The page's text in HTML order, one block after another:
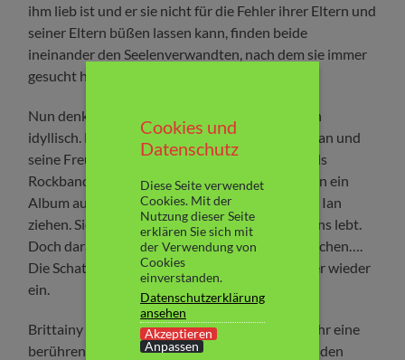
ihm lieb ist und er sie nicht für die Fehler ihrer Eltern und
seiner Eltern büßen lassen kann, finden beide
ineinander den Seelenverwandten, nach dem sie immer
gesucht haben.
Nun denkt man, jetzt ist alles gut und das Leben
idyllisch. Doch so leicht ist es dann doch nicht. Ian und
seine Freunde werden entdeckt und kommen als
Rockband große aus. Sie gehen auf Tour, nehmen ein
Album auf. Weit weg von der Ranch. Hazel lässt Ian
ziehen. Sie weiß, dass er den Traum seines Lebens lebt.
Doch daran droht ihre Beziehung fast zu zerbrechen….
Die Schatten der Vergangenheit holen sie immer wieder
ein.
Brittainy C. Cherry gelingt es wieder einmal mehr eine
berührende Liebesgeschichte zu schreiben und den
Cookies und
Datenschutz
Diese Seite verwendet
Cookies. Mit der
Nutzung dieser Seite
erklären Sie sich mit
der Verwendung von
Cookies
einverstanden.
Datenschutzerklärung
ansehen
Akzeptieren
Anpassen